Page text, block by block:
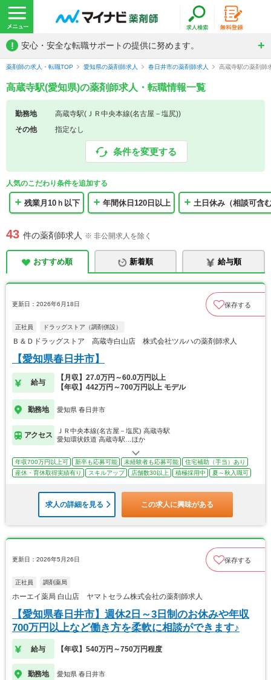
! 安心・安全な転職サポートの提供に努めます。
薬剤師の求人・転職TOP 愛知県の薬剤師求人 春日井市の薬剤師求人 高蔵寺駅の薬剤師
高蔵寺駅(愛知県)の薬剤師求人・転職情報一覧
勤務地
高蔵寺駅(ＪＲ中央本線(名古屋－塩尻))
その他
指定なし
条件を変更する
人気のこだわり条件を追加する
残業月10ｈ以下 年間休日120日以上 土日休み（相談可含
43 件の薬剤師求人 ※ 非公開求人を除く
おすすめ順 新着順 給与順
更新日：2026年6月18日 保存する
正社員 ドラッグストア（調剤併設）
Ｂ＆Ｄドラッグストア 高蔵寺白山店 株式会社ツルハの薬剤師求人
【愛知県春日井市】
給与
【月収】27.0万円～60.0万円以上
【年収】442万円～700万円以上 モデル
勤務地 愛知県 春日井市
アクセス
ＪＲ中央本線(名古屋－塩尻) 高蔵寺駅
愛知環状鉄道 高蔵寺駅…ほか
年収700万円以上可 新卒も応募可能 未経験者も応募可能
住宅補助（手当）あり
産休・育休取得実績有り
スキルアップ 店舗数30以上 積極採用中 夏～秋入職可
求人の詳細を見る この求人に興味がある
更新日：2026年5月26日 保存する
正社員 調剤薬局
ホーエイ薬局 白山店 ヤマトセラム株式会社の薬剤師求人
【愛知県春日井市】週休2日～3日制のお休みや年収
700万円以上など働き方を柔軟に相談ができます♪
給与 【年収】540万円～750万円程度
勤務地 愛知県 春日井市